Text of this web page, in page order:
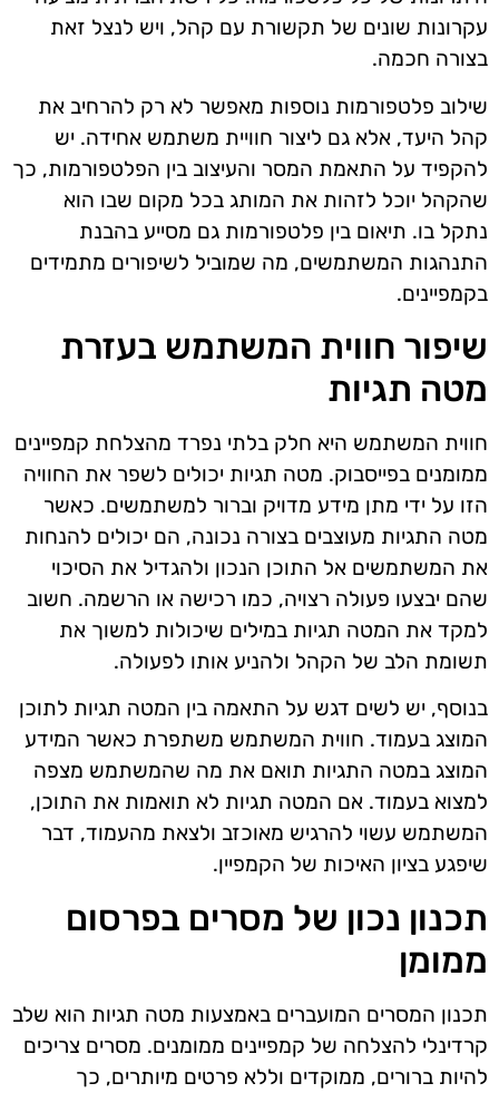
עקרונות שונים של תקשורת עם קהל, ויש לנצל זאת
בצורה חכמה.
שילוב פלטפורמות נוספות מאפשר לא רק להרחיב את
קהל היעד, אלא גם ליצור חוויית משתמש אחידה. יש
להקפיד על התאמת המסר והעיצוב בין הפלטפורמות, כך
שהקהל יוכל לזהות את המותג בכל מקום שבו הוא
נתקל בו. תיאום בין פלטפורמות גם מסייע בהבנת
התנהגות המשתמשים, מה שמוביל לשיפורים מתמידים
בקמפיינים.
שיפור חווית המשתמש בעזרת
מטה תגיות
חווית המשתמש היא חלק בלתי נפרד מהצלחת קמפיינים
ממומנים בפייסבוק. מטה תגיות יכולים לשפר את החוויה
הזו על ידי מתן מידע מדויק וברור למשתמשים. כאשר
מטה התגיות מעוצבים בצורה נכונה, הם יכולים להנחות
את המשתמשים אל התוכן הנכון ולהגדיל את הסיכוי
שהם יבצעו פעולה רצויה, כמו רכישה או הרשמה. חשוב
למקד את המטה תגיות במילים שיכולות למשוך את
תשומת הלב של הקהל ולהניע אותו לפעולה.
בנוסף, יש לשים דגש על התאמה בין המטה תגיות לתוכן
המוצג בעמוד. חווית המשתמש משתפרת כאשר המידע
המוצג במטה התגיות תואם את מה שהמשתמש מצפה
למצוא בעמוד. אם המטה תגיות לא תואמות את התוכן,
המשתמש עשוי להרגיש מאוכזב ולצאת מהעמוד, דבר
שיפגע בציון האיכות של הקמפיין.
תכנון נכון של מסרים בפרסום
ממומן
תכנון המסרים המועברים באמצעות מטה תגיות הוא שלב
קרדינלי להצלחה של קמפיינים ממומנים. מסרים צריכים
להיות ברורים, ממוקדים וללא פרטים מיותרים, כך